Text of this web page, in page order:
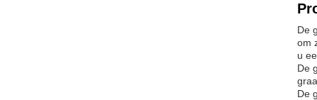
De
om
u
De
De